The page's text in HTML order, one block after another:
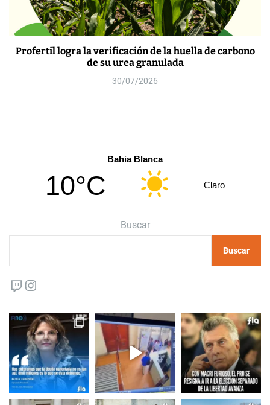
Profertil logra la verificación de la huella de carbono
de su urea granulada
30/07/2026
Bahia Blanca
10°C Claro
Buscar
Buscar
Twitch